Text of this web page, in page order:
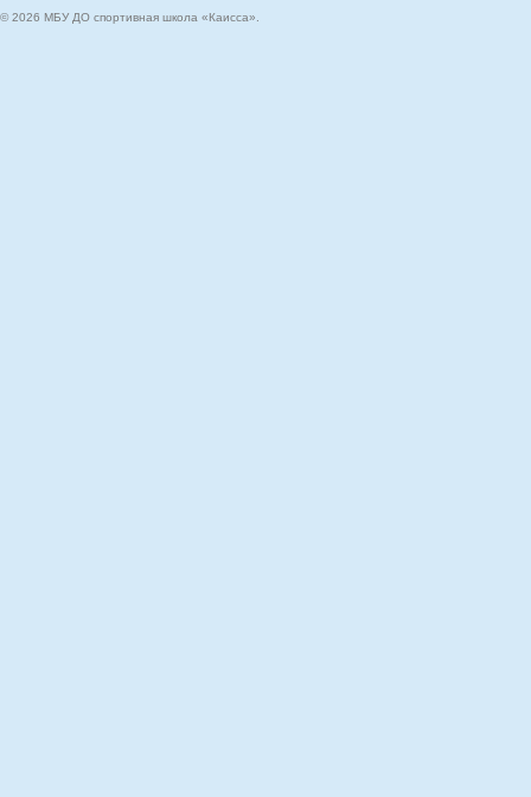
© 2026 МБУ ДО спортивная школа «Каисса».